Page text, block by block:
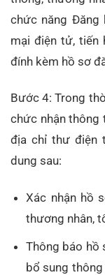
chức năng Đăng
mại điện tử, tiến
đính kèm hồ sơ
Bước 4: Trong
chức nhận thông
địa chỉ thư điện
dung sau:
Xác nhận hồ
thương nhân,
Thông báo hồ
bổ sung